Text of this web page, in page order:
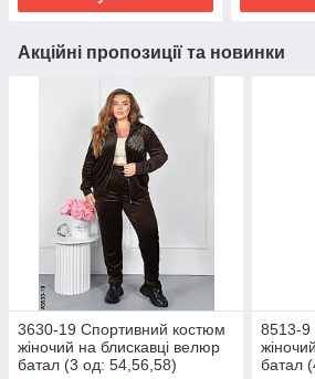
Акційні пропозиції та новинки
3630-19 Спортивний костюм
жіночий на блискавці велюр
батал (3 од: 54,56,58)
8513-9
батал